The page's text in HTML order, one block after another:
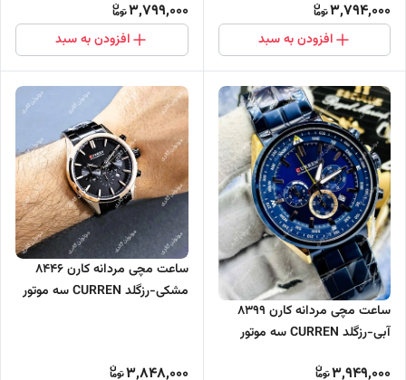
3,794,000
افزودن به سبد
3,799,000
افزودن به سبد
ساعت مچی مردانه کارن 8399
آبی-رزگلد CURREN سه موتور
3,949,000
ساعت مچی مردانه کارن 8446
مشکی-رزگلد CURREN سه موتور
3,848,000